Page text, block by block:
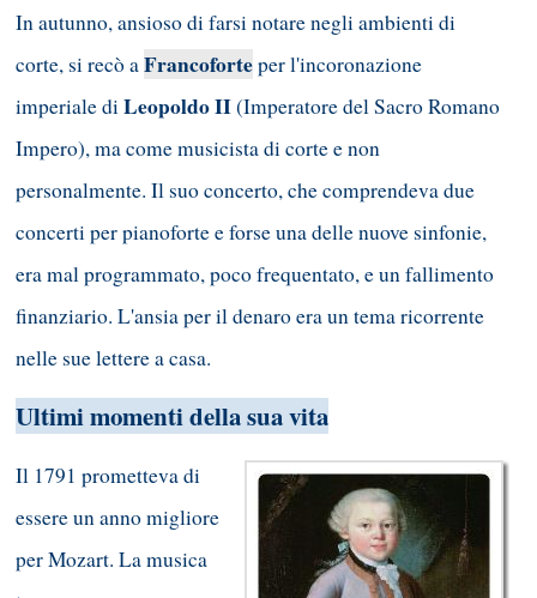
In autunno, ansioso di farsi notare negli ambienti di
corte, si recò aFrancoforteper l'incoronazione
imperiale diLeopoldo II(Imperatore del Sacro Romano
Impero), ma come musicista di corte e non
personalmente. Il suo concerto, che comprendeva due
concerti per pianoforte e forse una delle nuove sinfonie,
era mal programmato, poco frequentato, e un fallimento
finanziario. L'ansia per il denaro era un tema ricorrente
nelle sue lettere a casa.
Ultimi momenti della sua vita
Il 1791 prometteva di
essere un anno migliore
per Mozart. La musica